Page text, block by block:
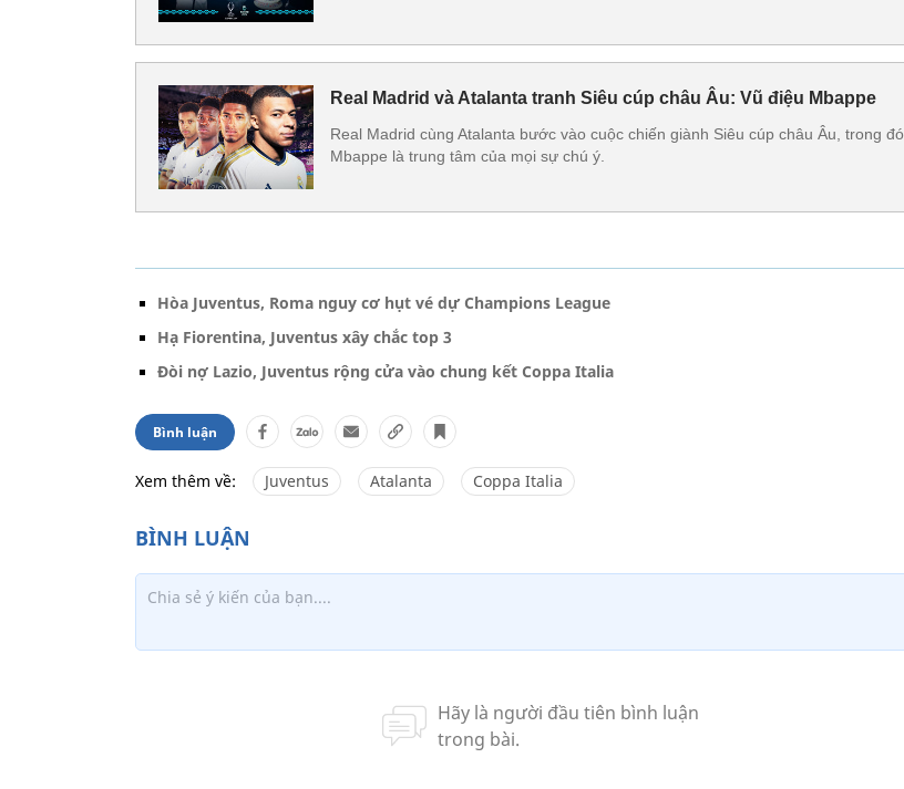
Real Madrid và Atalanta tranh Siêu cúp châu Âu: Vũ điệu Mbappe
Real Madrid cùng Atalanta bước vào cuộc chiến giành Siêu cúp châu Âu, trong đó
Mbappe là trung tâm của mọi sự chú ý.
Hòa Juventus, Roma nguy cơ hụt vé dự Champions League
Hạ Fiorentina, Juventus xây chắc top 3
Đòi nợ Lazio, Juventus rộng cửa vào chung kết Coppa Italia
Bình luận
Xem thêm về: Juventus Atalanta Coppa Italia